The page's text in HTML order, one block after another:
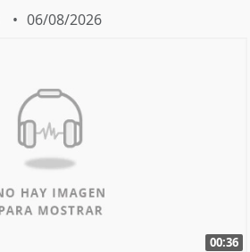
06/08/2026
00:36